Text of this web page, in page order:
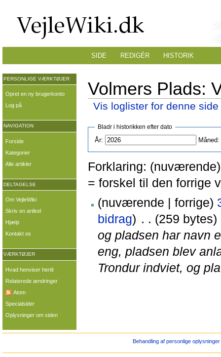
Volmers Plads:
Vis loglister for denne side
Bladr i historikken efter dato
År:
Måned:
Forklaring:
= forskel til den forrige
(nuværende | forrige)
bidrag) . . (259 bytes)
og pladsen har navn
eng, pladsen blev
Trondur indviet, og
SIDE REDIGÉR HISTORIK
PERSONLIGE VÆRKTØJER
Opret en ny brugerkonto
Log på
NAVIGATION
Forside
Kategorier
Alle artikler
DELTAGELSE
Om VejleWiki
Skriv en artikel
Hjælp
Kontakt os
VÆRKTØJER
Hvad henviser hertil
Relaterede ændringer
Atom
Specialsider
Oplysninger om siden
Behandling af personlige oplysninger